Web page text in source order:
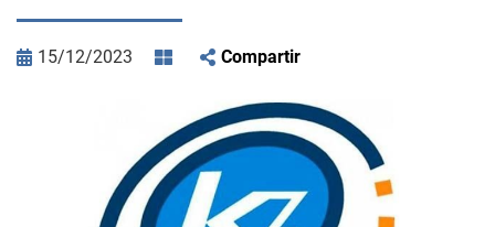
15/12/2023 Compartir